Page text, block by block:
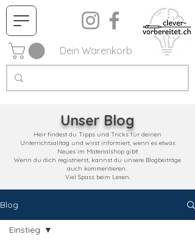
Dein Warenkorb
Unser Blog
Heir findest du Tipps und Tricks für deinen
Unterrichtsalltag und wirst informiert, wenn es etwas
Neues im Materialshop gibt!
Wenn du dich registrierst, kannst du unsere Blogbeiträge
auch kommentieren.
Viel Spass beim Lesen.
Blog
Einstieg